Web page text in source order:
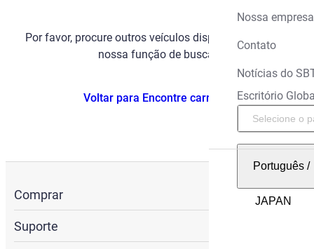
Nossa empresa
Contato
Notícias do
Escritório
Português/
Por favor, procure outros veículos disponíveis usando
nossa função de busca.
Voltar para Encontre carros
Comprar
Suporte